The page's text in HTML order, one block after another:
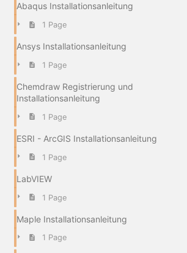
Abaqus Installationsanleitung
1 Page
Ansys Installationsanleitung
1 Page
Chemdraw Registrierung und
Installationsanleitung
1 Page
ESRI - ArcGIS Installationsanleitung
1 Page
LabVIEW
1 Page
Maple Installationsanleitung
1 Page